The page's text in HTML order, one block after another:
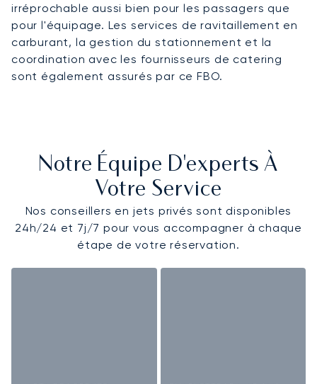
irréprochable aussi bien pour les passagers que
pour l'équipage. Les services de ravitaillement en
carburant, la gestion du stationnement et la
coordination avec les fournisseurs de catering
sont également assurés par ce FBO.
Notre Équipe D'experts À
Votre Service
Nos conseillers en jets privés sont disponibles
24h/24 et 7j/7 pour vous accompagner à chaque
étape de votre réservation.